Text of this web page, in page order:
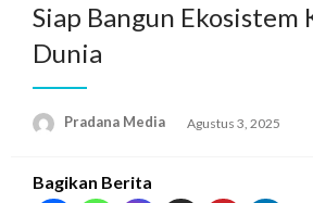
Siap Bangun Ekosistem
Dunia
Pradana Media Agustus 3, 2025
Bagikan Berita